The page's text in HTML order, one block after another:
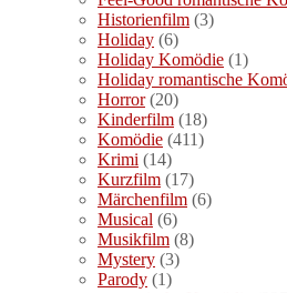
Historienfilm (3)
Holiday (6)
Holiday Komödie (1)
Holiday romantische
Horror(20)
Kinderfilm (18)
Komödie (411)
Krimi (14)
Kurzfilm (17)
Märchenfilm (6)
Musical (6)
Musikfilm (8)
Mystery (3)
Parody (1)